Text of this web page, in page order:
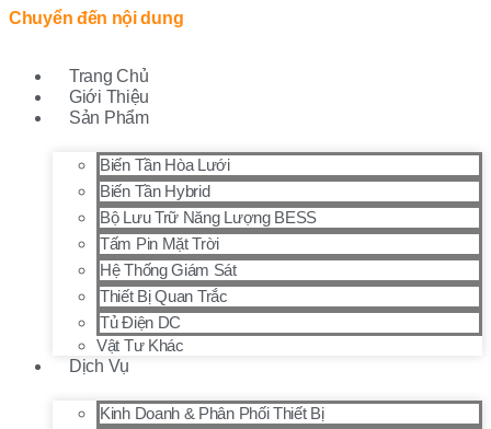
Chuyển đến nội dung
Trang Chủ
Giới Thiệu
Sản Phẩm
Biến Tần Hòa Lưới
Biến Tần Hybrid
Bộ Lưu Trữ Năng Lượng BESS
Tấm Pin Mặt Trời
Hệ Thống Giám Sát
Thiết Bị Quan Trắc
Tủ Điện DC
Vật Tư Khác
Dịch Vụ
Kinh Doanh & Phân Phối Thiết Bị